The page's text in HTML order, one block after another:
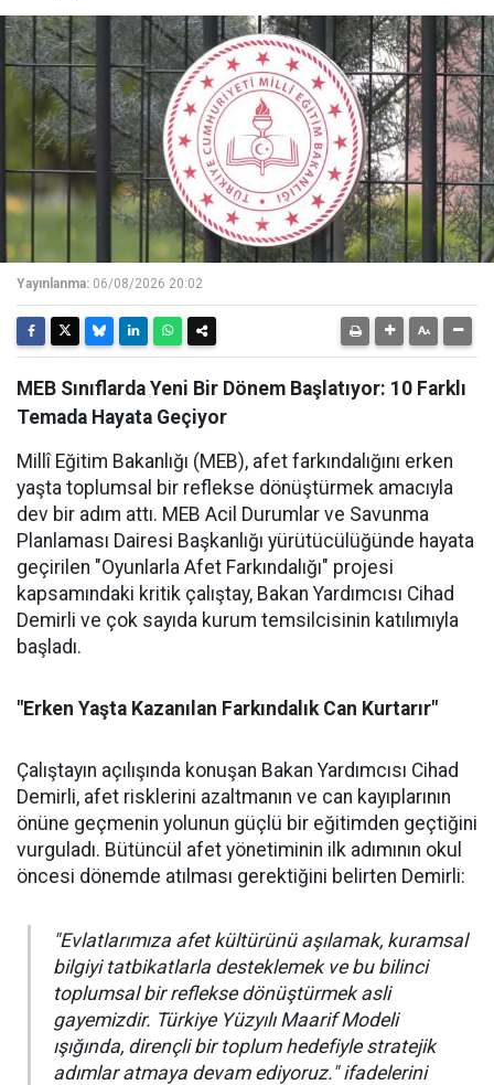
Yayınlanma: 06/08/2026 20:02
MEB Sınıflarda Yeni Bir Dönem Başlatıyor: 10 Farklı
Temada Hayata Geçiyor
Millî Eğitim Bakanlığı (MEB), afet farkındalığını erken
yaşta toplumsal bir reflekse dönüştürmek amacıyla
dev bir adım attı. MEB Acil Durumlar ve Savunma
Planlaması Dairesi Başkanlığı yürütücülüğünde hayata
geçirilen "Oyunlarla Afet Farkındalığı" projesi
kapsamındaki kritik çalıştay, Bakan Yardımcısı Cihad
Demirli ve çok sayıda kurum temsilcisinin katılımıyla
başladı.
"Erken Yaşta Kazanılan Farkındalık Can Kurtarır"
Çalıştayın açılışında konuşan Bakan Yardımcısı Cihad
Demirli, afet risklerini azaltmanın ve can kayıplarının
önüne geçmenin yolunun güçlü bir eğitimden geçtiğini
vurguladı. Bütüncül afet yönetiminin ilk adımının okul
öncesi dönemde atılması gerektiğini belirten Demirli:
"Evlatlarımıza afet kültürünü aşılamak, kuramsal
bilgiyi tatbikatlarla desteklemek ve bu bilinci
toplumsal bir reflekse dönüştürmek asli
gayemizdir. Türkiye Yüzyılı Maarif Modeli
ışığında, dirençli bir toplum hedefiyle stratejik
adımlar atmaya devam ediyoruz." ifadelerini